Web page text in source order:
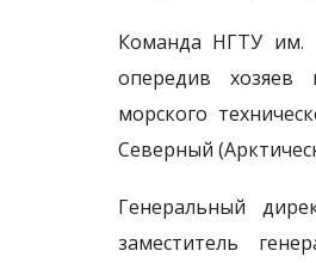
Команда НГТУ им.
опередив хозяев
морского
Северный
Генеральный
заместитель